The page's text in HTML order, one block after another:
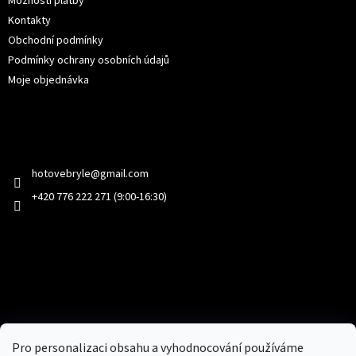
Pro personalizaci obsahu a vyhodnocování používáme
Kontakty
Obchodní podmínky
Podmínky ochrany osobních údajů
Moje objednávka
hotovebryle@gmail.com
+420 776 222 271 (9:00-16:30)
Přijímáme online platby